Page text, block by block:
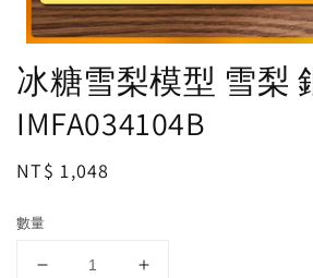
冰糖雪梨模型 雪梨
IMFA034104B
Regular
NT$ 1,048
數量